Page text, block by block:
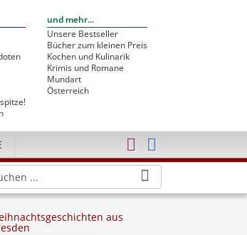
und mehr...
Unsere Bestseller
Bücher zum kleinen Preis
Kochen und Kulinarik
Krimis und Romane
Mundart
Österreich
aus